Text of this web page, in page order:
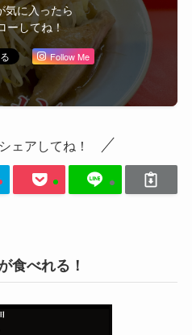
気に入ったら
ーしてね！
Follow Me
ェアしてね！
食べれる！